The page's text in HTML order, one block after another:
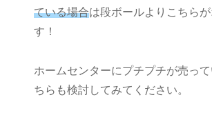
ている場合は段ボールよりこちら
す！
ホームセンターにプチプチが売っ
ちらも検討してみてください。